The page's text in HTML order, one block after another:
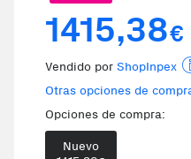
1415,38€
Vendido por ShopInpex
Otras opciones de
Opciones de compra:
Nuevo